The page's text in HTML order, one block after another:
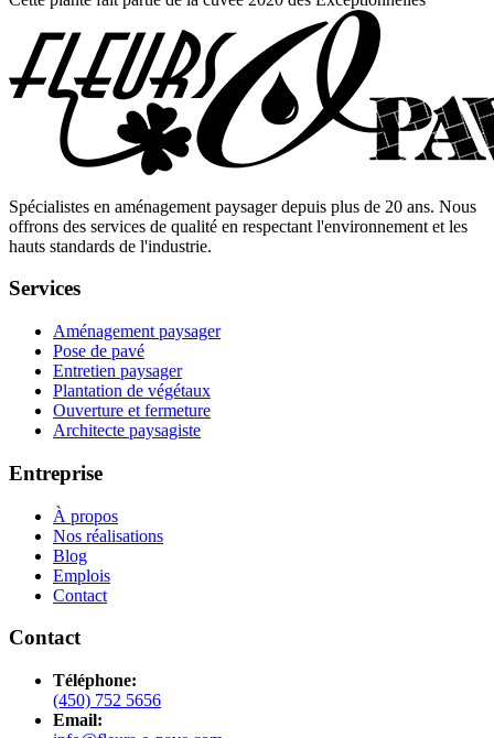
Spécialistes en aménagement paysager depuis plus de 20 ans. Nous
offrons des services de qualité en respectant l'environnement et les
hauts standards de l'industrie.
Services
Aménagement paysager
Pose de pavé
Entretien paysager
Plantation de végétaux
Ouverture et fermeture
Architecte paysagiste
Entreprise
À propos
Nos réalisations
Blog
Emplois
Contact
Contact
Téléphone:
(450) 752 5656
Email: